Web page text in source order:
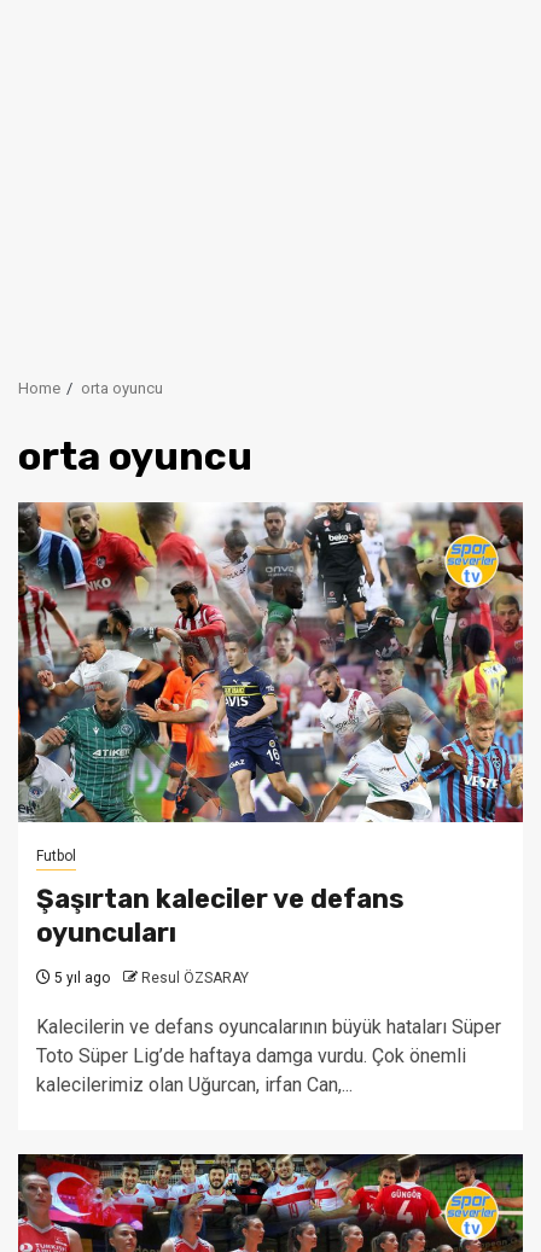
Home orta oyuncu
orta oyuncu
Futbol
Şaşırtan kaleciler ve defans
oyuncuları
5 yıl ago Resul ÖZSARAY
Kalecilerin ve defans oyuncalarının büyük hataları Süper
Toto Süper Lig’de haftaya damga vurdu. Çok önemli
kalecilerimiz olan Uğurcan, irfan Can,...